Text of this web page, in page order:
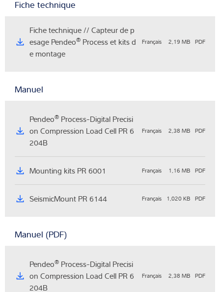
Fiche technique
Fiche technique // Capteur de p
esage Pendeo® Process et kits d
e montage
Français 2,19 MB PDF
Manuel
Pendeo® Process-Digital Precisi
on Compression Load Cell PR 6
204B
Français 2,38 MB PDF
Mounting kits PR 6001 Français 1,16 MB PDF
SeismicMount PR 6144 Français 1,020 KB PDF
Manuel (PDF)
Pendeo® Process-Digital Precisi
on Compression Load Cell PR 6
204B
Français 2,38 MB PDF